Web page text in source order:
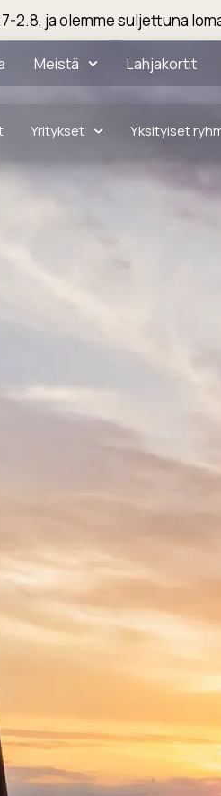
2.8, ja olemme suljettuna
Meistä Lahjakortit
Yritykset Yksityiset